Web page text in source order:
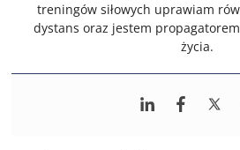
treningów siłowych uprawiam
dystans oraz jestem
życia.